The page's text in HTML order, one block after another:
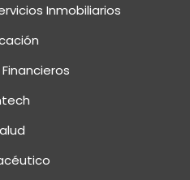
Inmobiliarios